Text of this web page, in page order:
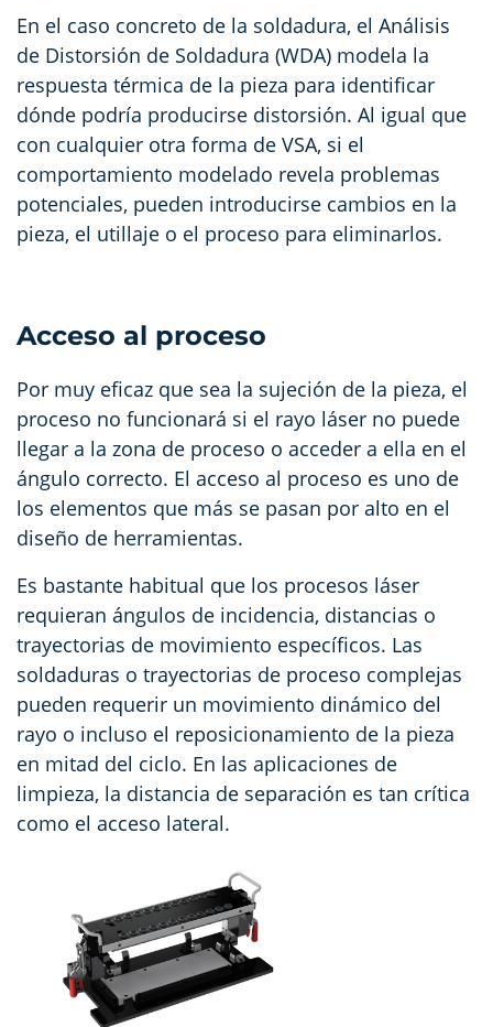
En el caso concreto de la soldadura, el Análisis
de Distorsión de Soldadura (WDA) modela la
respuesta térmica de la pieza para identificar
dónde podría producirse distorsión. Al igual que
con cualquier otra forma de VSA, si el
comportamiento modelado revela problemas
potenciales, pueden introducirse cambios en la
pieza, el utillaje o el proceso para eliminarlos.
Acceso al proceso
Por muy eficaz que sea la sujeción de la pieza, el
proceso no funcionará si el rayo láser no puede
llegar a la zona de proceso o acceder a ella en el
ángulo correcto. El acceso al proceso es uno de
los elementos que más se pasan por alto en el
diseño de herramientas.
Es bastante habitual que los procesos láser
requieran ángulos de incidencia, distancias o
trayectorias de movimiento específicos. Las
soldaduras o trayectorias de proceso complejas
pueden requerir un movimiento dinámico del
rayo o incluso el reposicionamiento de la pieza
en mitad del ciclo. En las aplicaciones de
limpieza, la distancia de separación es tan crítica
como el acceso lateral.